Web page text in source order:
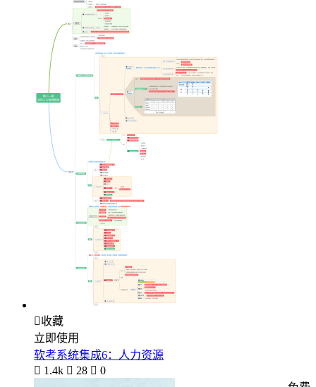
收藏
立即使用
软考系统集成6：人力资源
 1.4k  28  0